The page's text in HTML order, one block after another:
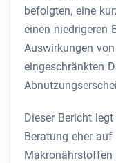
befolgten, eine
einen niedrigeren
Auswirkungen
eingeschränkten
Dieser Bericht
Beratung eher
Makronährstoffen